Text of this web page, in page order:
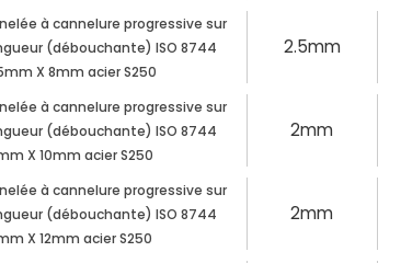
à cannelure progressive sur
(débouchante) ISO 8744
X 8mm acier S250
2.5mm
à cannelure progressive sur
(débouchante) ISO 8744
X 10mm acier S250
2mm
à cannelure progressive sur
(débouchante) ISO 8744
X 12mm acier S250
2mm